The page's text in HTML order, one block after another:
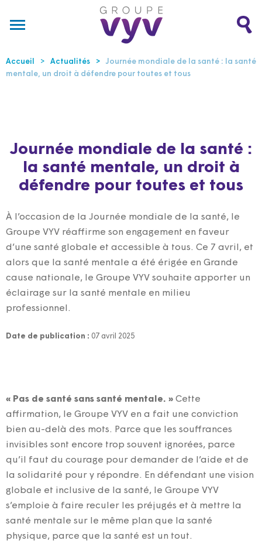
Accueil Actualités
Journée mondiale de la santé : la santé
mentale, un droit à défendre pour toutes et tous
Journée mondiale de la santé :
la santé mentale, un droit à
défendre pour toutes et tous
À l’occasion de la Journée mondiale de la santé, le
Groupe VYV réaffirme son engagement en faveur
d’une santé globale et accessible à tous. Ce 7 avril, et
alors que la santé mentale a été érigée en Grande
cause nationale, le Groupe VYV souhaite apporter un
éclairage sur la santé mentale en milieu
professionnel.
Date de publication : 07 avril 2025
« Pas de santé sans santé mentale. » Cette
affirmation, le Groupe VYV en a fait une conviction
bien au-delà des mots. Parce que les souffrances
invisibles sont encore trop souvent ignorées, parce
qu’il faut du courage pour demander de l’aide et de
la solidarité pour y répondre. En défendant une vision
globale et inclusive de la santé, le Groupe VYV
s’emploie à faire reculer les préjugés et à mettre la
santé mentale sur le même plan que la santé
physique, parce que la santé est un tout.